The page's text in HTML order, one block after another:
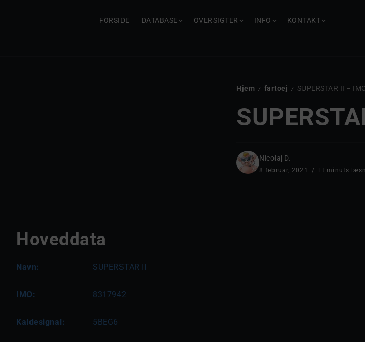
FORSIDE DATABASE OVERSIGTER INFO KONTAKT
Hjem / fartoej / SUPERSTAR II –
Nicolaj D.
8 februar, 2021 Et minuts
Hoveddata
Navn: SUPERSTAR II
IMO: 8317942
Kaldesignal: 5BEG6